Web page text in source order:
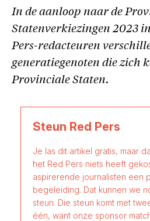
In de aanloop naar de
Statenverkiezingen 2023
Pers-redacteuren
generatiegenoten die zich
Provinciale Staten.
Steun Red Pers
Je las dit artikel gratis, maar
het Red Pers niets heeft
aspirerende journalisten een
begeleiding. Dat kunnen we
steun. Die steun komt met
één, want onze sponsor